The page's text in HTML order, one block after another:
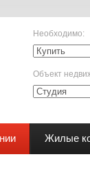
Необходимо:
Объект
Жилые